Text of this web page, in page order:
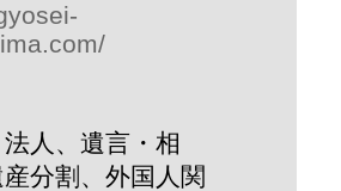
人、遺言・相
分割、外国人関